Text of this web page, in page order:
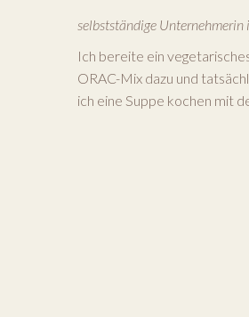
selbstständige
Ich bereite ein
ORAC-Mix dazu und
ich eine Suppe kochen mit